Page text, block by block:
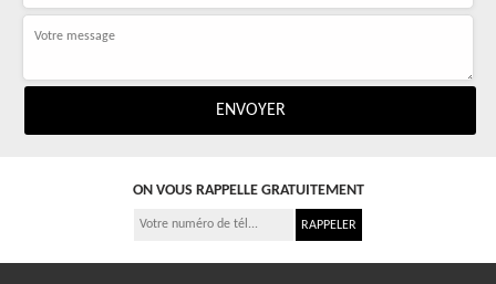
ON VOUS RAPPELLE GRATUITEMENT